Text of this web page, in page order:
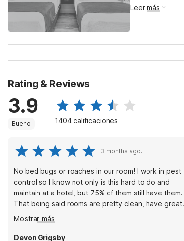
Leer más
Rating & Reviews
3.9
Bueno 1404 calificaciones
3 months ago.
No bed bugs or roaches in our room! I work in pest
control so I know not only is this hard to do and
maintain at a hotel, but 75% of them still have them.
That being said rooms are pretty clean, have great
amenities and the staff is friendly. Easy to extend
your stay. Has been a godsend since our apartment
has flooded and is currently under mold remediation.
Mostrar más
Devon Grigsby